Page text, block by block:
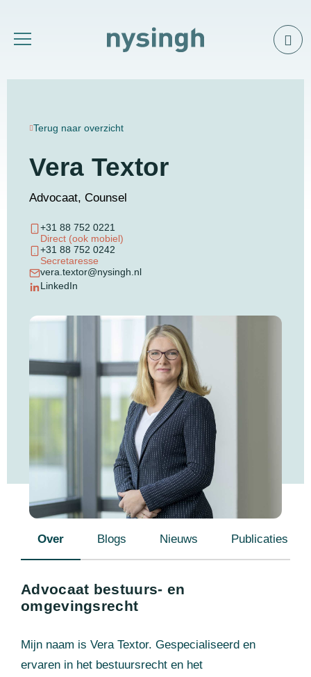
Terug naar overzicht
Vera Textor
Advocaat, Counsel
+31 88 752 0221
Direct (ook mobiel)
+31 88 752 0242
Secretaresse
vera.textor@nysingh.nl
LinkedIn
Over Blogs Nieuws Publicaties
Advocaat bestuurs- en
omgevingsrecht
Mijn naam is Vera Textor. Gespecialiseerd en
ervaren in het bestuursrecht en het